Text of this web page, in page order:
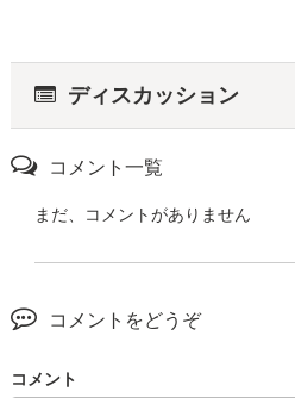
ディスカッション
コメント一覧
まだ、コメントがありません
コメントをどうぞ
コメント